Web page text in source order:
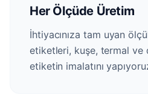
Her Ölçüde Üretim
İhtiyacınıza tam uyan
etiketleri, kuşe, termal ve
etiketin imalatını